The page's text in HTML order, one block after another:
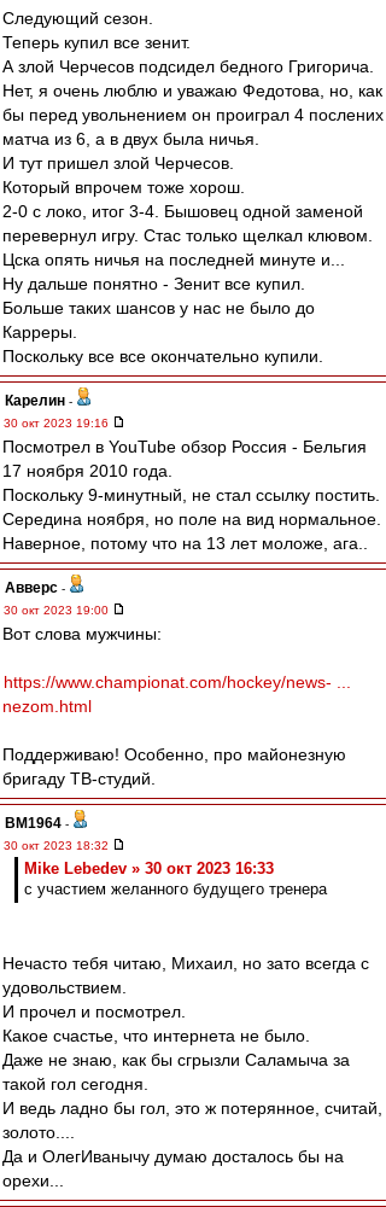
Следующий сезон.
Теперь купил все зенит.
А злой Черчесов подсидел бедного Григорича.
Нет, я очень люблю и уважаю Федотова, но, как
бы перед увольнением он проиграл 4 послених
матча из 6, а в двух была ничья.
И тут пришел злой Черчесов.
Который впрочем тоже хорош.
2-0 с локо, итог 3-4. Бышовец одной заменой
перевернул игру. Стас только щелкал клювом.
Цска опять ничья на последней минуте и...
Ну дальше понятно - Зенит все купил.
Больше таких шансов у нас не было до
Карреры.
Поскольку все все окончательно купили.
Карелин -
30 окт 2023 19:16
Посмотрел в YouTube обзор Россия - Бельгия
17 ноября 2010 года.
Поскольку 9-минутный, не стал ссылку постить.
Середина ноября, но поле на вид нормальное.
Наверное, потому что на 13 лет моложе, ага..
Авверс -
30 окт 2023 19:00
Вот слова мужчины:
https://www.championat.com/hockey/news- ...
nezom.html
Поддерживаю! Особенно, про майонезную
бригаду ТВ-студий.
BM1964 -
30 окт 2023 18:32
Mike Lebedev » 30 окт 2023 16:33
с участием желанного будущего тренера
Нечасто тебя читаю, Михаил, но зато всегда с
удовольствием.
И прочел и посмотрел.
Какое счастье, что интернета не было.
Даже не знаю, как бы сгрызли Саламыча за
такой гол сегодня.
И ведь ладно бы гол, это ж потерянное, считай,
золото....
Да и ОлегИванычу думаю досталось бы на
орехи...